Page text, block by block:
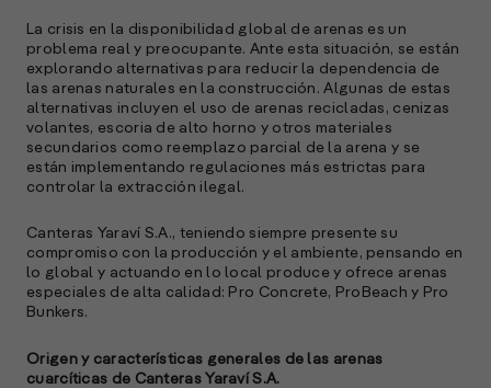
La crisis en la disponibilidad global de arenas es un
problema real y preocupante. Ante esta situación, se están
explorando alternativas para reducir la dependencia de
las arenas naturales en la construcción. Algunas de estas
alternativas incluyen el uso de arenas recicladas, cenizas
volantes, escoria de alto horno y otros materiales
secundarios como reemplazo parcial de la arena y se
están implementando regulaciones más estrictas para
controlar la extracción ilegal.
Canteras Yaraví S.A., teniendo siempre presente su
compromiso con la producción y el ambiente, pensando en
lo global y actuando en lo local produce y ofrece arenas
especiales de alta calidad: Pro Concrete, ProBeach y Pro
Bunkers.
Origen y características generales de las arenas
cuarcíticas de Canteras Yaraví S.A.